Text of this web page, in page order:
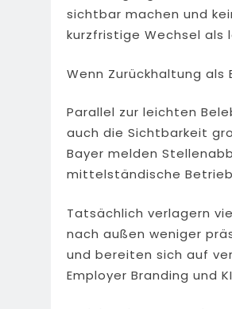
sichtbar machen und
kurzfristige Wechsel als
Wenn Zurückhaltung
Parallel zur leichten
auch die Sichtbarkeit
Bayer melden
mittelständische
Tatsächlich verlagern
nach außen weniger
und bereiten sich auf
Employer Branding und